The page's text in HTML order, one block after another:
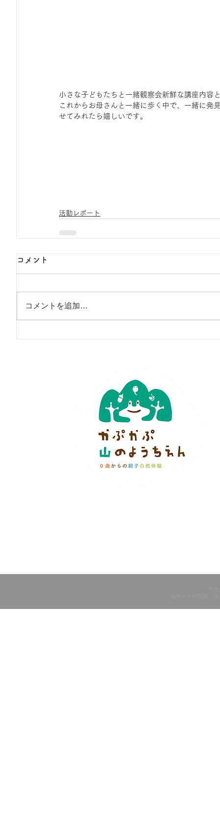
小さな子どもたちと一緒観察会新鮮な講座内容
これからお母さんと一緒に歩く中で、一緒に発
せてみれたら嬉しいです。
活動レポート
コメント
コメントを追加…